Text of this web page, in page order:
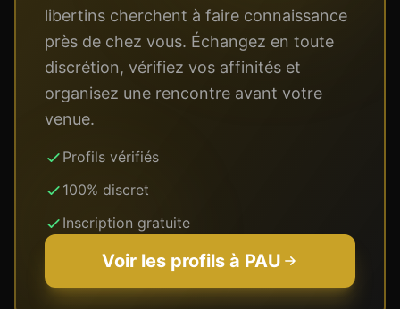
libertins cherchent à faire connaissance
près de chez vous. Échangez en toute
discrétion, vérifiez vos affinités et
organisez une rencontre avant votre
venue.
Profils vérifiés
100% discret
Inscription gratuite
Voir les profils à PAU